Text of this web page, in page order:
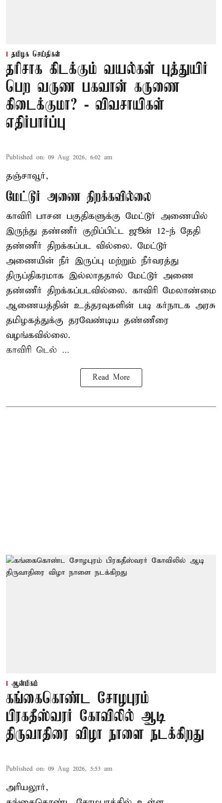
தமிழக செய்திகள்
தரிசாக கிடக்கும் வயல்கள் புத்துயிர்
பெற வருண பகவான் கருணை
கிடைக்குமா? - விவசாயிகள்
எதிர்பார்ப்பு
Published on: 09 Aug 2026, 6:02 am
தஞ்சாவூர்,
மேட்டூர் அணை திறக்கவில்லை
காவிரி பாசன பகுதிகளுக்கு மேட்டூர் அணையில்
இருந்து தண்ணீர் குறிப்பிட்ட ஜூன் 12-ந் தேதி
தண்ணீர் திறக்கப்பட வில்லை. மேட்டூர்
அணையின் நீர் இருப்பு மற்றும் நீர்வரத்து
திருப்திகரமாக இல்லாததால் மேட்டூர் அணை
தண்ணீர் திறக்கப்படவில்லை. காவிரி மேலாண்மை
ஆணையத்தின் உத்தரவுகளின் படி கர்நாடக அரசு
தமிழகத்துக்கு தரவேண்டிய தண்ணீரை
வழங்கவில்லை.
காவிரி டெல் ...
Read More
ஆன்மிகம்
கங்கைகொண்ட சோழபுரம்
பிரகதீஸ்வரர் கோவிலில் ஆடி
திருவாதிரை விழா நாளை நடக்கிறது
Published on: 09 Aug 2026, 5:53 am
அரியலூர்,